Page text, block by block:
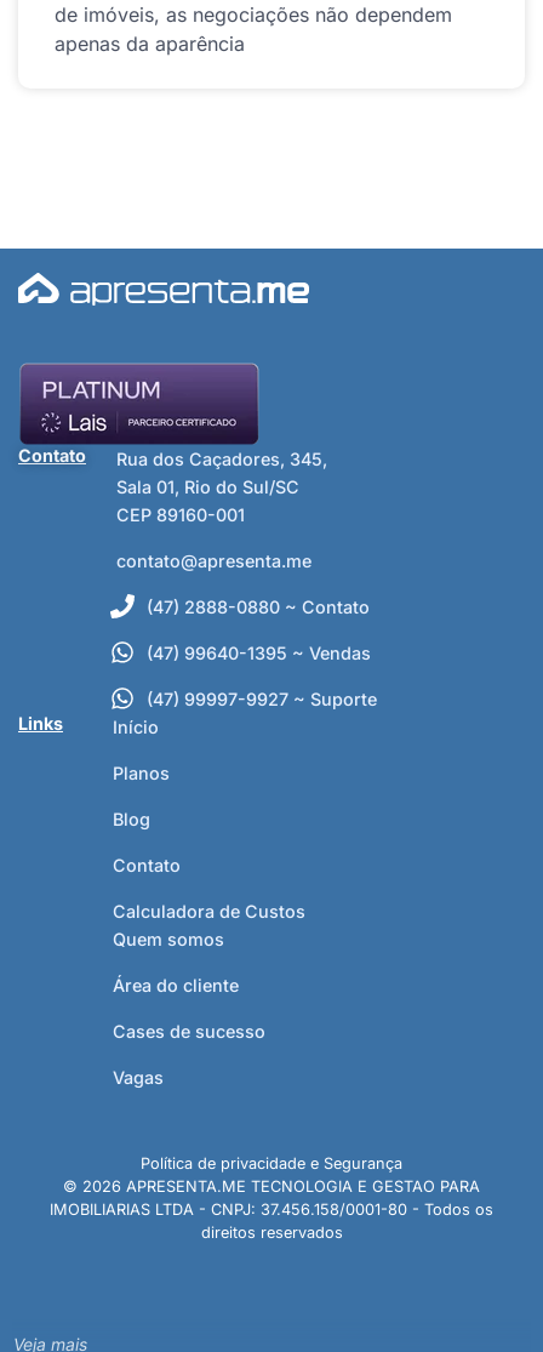
de imóveis, as negociações não dependem
apenas da aparência
Contato
Rua dos Caçadores, 345,
Sala 01, Rio do Sul/SC
CEP 89160-001
contato@apresenta.me
(47) 2888-0880 ~ Contato
(47) 99640-1395 ~ Vendas
(47) 99997-9927 ~ Suporte
Links
Início
Planos
Blog
Contato
Calculadora de Custos
Quem somos
Área do cliente
Cases de sucesso
Vagas
© 2026 APRESENTA.ME TECNOLOGIA E GESTAO PARA
IMOBILIARIAS LTDA - CNPJ: 37.456.158/0001-80 - Todos os
direitos reservados
Política de privacidade e Segurança
Veja mais